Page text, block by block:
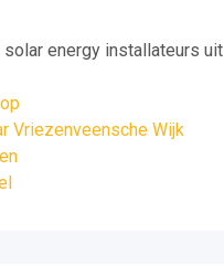
solar energy installateurs uit
Vriezenveensche Wijk